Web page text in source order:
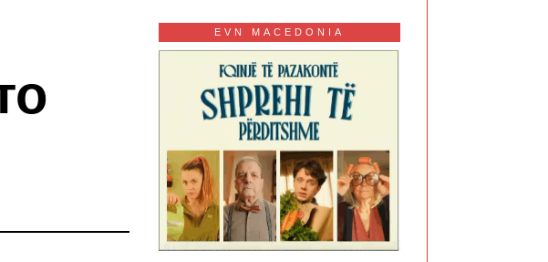
EVN MACEDONIA